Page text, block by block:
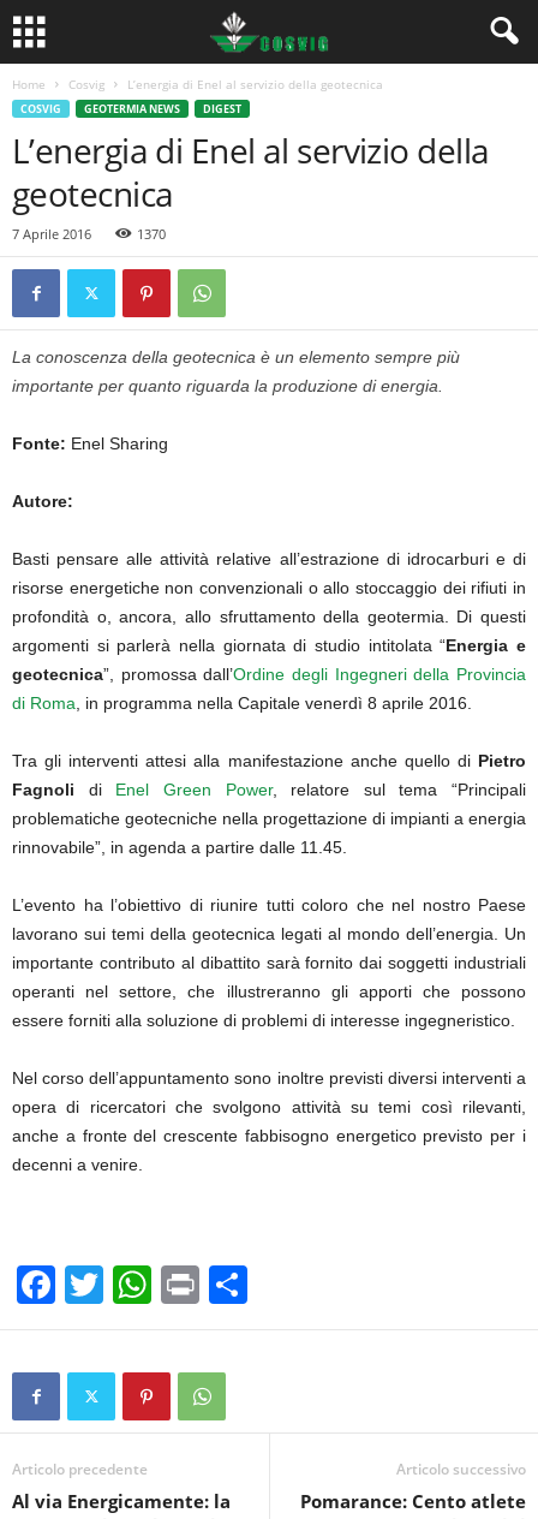
Home Cosvig L’energia di Enel al servizio della geotecnica
COSVIG GEOTERMIA NEWS DIGEST
L’energia di Enel al servizio della
geotecnica
7 Aprile 2016 1370
La conoscenza della geotecnica è un elemento sempre più
importante per quanto riguarda la produzione di energia.
Fonte: Enel Sharing
Autore:
Basti pensare alle attività relative all’estrazione di idrocarburi e di
risorse energetiche non convenzionali o allo stoccaggio dei rifiuti in
profondità o, ancora, allo sfruttamento della geotermia. Di questi
argomenti si parlerà nella giornata di studio intitolata “Energia e
geotecnica”, promossa dall’Ordine degli Ingegneri della Provincia
di Roma , in programma nella Capitale venerdì 8 aprile 2016.
Tra gli interventi attesi alla manifestazione anche quello di Pietro
Fagnoli di Enel Green Power, relatore sul tema “Principali
problematiche geotecniche nella progettazione di impianti a energia
rinnovabile”, in agenda a partire dalle 11.45.
L’evento ha l’obiettivo di riunire tutti coloro che nel nostro Paese
lavorano sui temi della geotecnica legati al mondo dell’energia. Un
importante contributo al dibattito sarà fornito dai soggetti industriali
operanti nel settore, che illustreranno gli apporti che possono
essere forniti alla soluzione di problemi di interesse ingegneristico.
Nel corso dell’appuntamento sono inoltre previsti diversi interventi a
opera di ricercatori che svolgono attività su temi così rilevanti,
anche a fronte del crescente fabbisogno energetico previsto per i
decenni a venire.
F
a
c
b
o
T
wi
tt
W
h
at
s
A
Pr
in
t
o
vi
Articolo precedente
Al via Energicamente: la
Articolo successivo
Pomarance: Cento atlete